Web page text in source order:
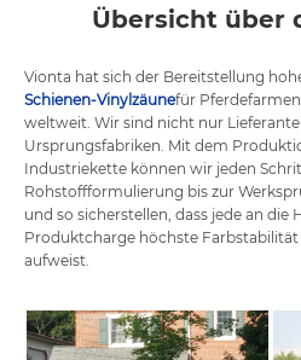
Übersicht über
Vionta hat sich der Bereitstellung
Schienen-Vinylzäunefür
weltweit. Wir sind nicht nur
Ursprungsfabriken. Mit dem
Industriekette können wir jeden
Rohstoffformulierung bis zur
und so sicherstellen, dass jede an die
Produktcharge höchste
aufweist.